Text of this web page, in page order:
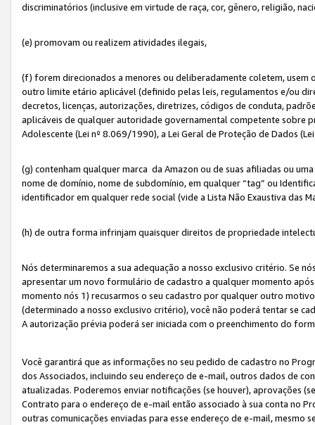
discriminatórios (inclusive em virtude de raça, cor, gênero, religião,
(e) promovam ou realizem atividades ilegais,
(f) forem direcionados a menores ou deliberadamente coletem, usem
outro limite etário aplicável (definido pelas leis, regulamentos e/ou
decretos, licenças, autorizações, diretrizes, códigos de conduta,
aplicáveis de qualquer autoridade governamental competente sobre
Adolescente (Lei nº 8.069/1990), a Lei Geral de Proteção de Dados
(g) contenham qualquer marca da Amazon ou de suas afiliadas ou
nome de domínio, nome de subdomínio, em qualquer “tag” ou
identificador em qualquer rede social (vide a Lista Não Exaustiva das
(h) de outra forma infrinjam quaisquer direitos de propriedade
Nós determinaremos a sua adequação a nosso exclusivo critério. Se
apresentar um novo formulário de cadastro a qualquer momento
momento nós 1) recusarmos o seu cadastro por qualquer outro
(determinado a nosso exclusivo critério), você não poderá tentar se
A autorização prévia poderá ser iniciada com o preenchimento do
Você garantirá que as informações no seu pedido de cadastro no
dos Associados, incluindo seu endereço de e-mail, outros dados de
atualizadas. Poderemos enviar notificações (se houver), aprovações
Contrato para o endereço de e-mail então associado à sua conta no
outras comunicações enviadas para esse endereço de e-mail,